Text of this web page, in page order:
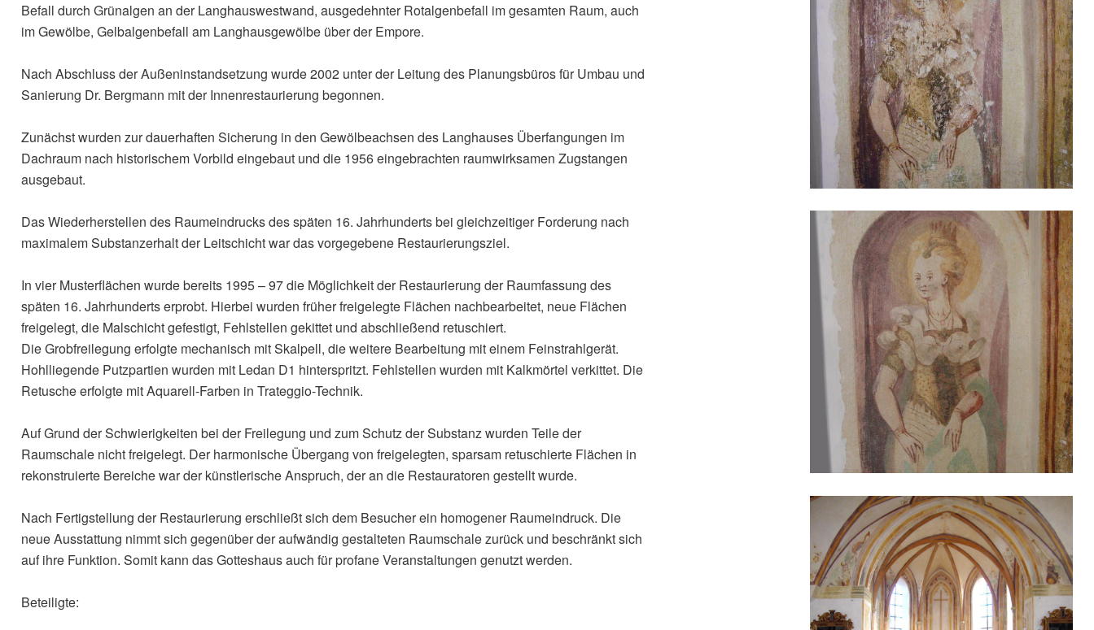
Befall durch Grünalgen an der Langhauswestwand, ausgedehnter Rotalgenbefall im gesamten Raum, auch
im Gewölbe, Gelbalgenbefall am Langhausgewölbe über der Empore.
Nach Abschluss der Außeninstandsetzung wurde 2002 unter der Leitung des Planungsbüros für Umbau und
Sanierung Dr. Bergmann mit der Innenrestaurierung begonnen.
Zunächst wurden zur dauerhaften Sicherung in den Gewölbeachsen des Langhauses Überfangungen im
Dachraum nach historischem Vorbild eingebaut und die 1956 eingebrachten raumwirksamen Zugstangen
ausgebaut.
Das Wiederherstellen des Raumeindrucks des späten 16. Jahrhunderts bei gleichzeitiger Forderung nach
maximalem Substanzerhalt der Leitschicht war das vorgegebene Restaurierungsziel.
In vier Musterflächen wurde bereits 1995 – 97 die Möglichkeit der Restaurierung der Raumfassung des
späten 16. Jahrhunderts erprobt. Hierbei wurden früher freigelegte Flächen nachbearbeitet, neue Flächen
freigelegt, die Malschicht gefestigt, Fehlstellen gekittet und abschließend retuschiert.
Die Grobfreilegung erfolgte mechanisch mit Skalpell, die weitere Bearbeitung mit einem Feinstrahlgerät.
Hohlliegende Putzpartien wurden mit Ledan D1 hinterspritzt. Fehlstellen wurden mit Kalkmörtel verkittet. Die
Retusche erfolgte mit Aquarell-Farben in Trateggio-Technik.
Auf Grund der Schwierigkeiten bei der Freilegung und zum Schutz der Substanz wurden Teile der
Raumschale nicht freigelegt. Der harmonische Übergang von freigelegten, sparsam retuschierte Flächen in
rekonstruierte Bereiche war der künstlerische Anspruch, der an die Restauratoren gestellt wurde.
Nach Fertigstellung der Restaurierung erschließt sich dem Besucher ein homogener Raumeindruck. Die
neue Ausstattung nimmt sich gegenüber der aufwändig gestalteten Raumschale zurück und beschränkt sich
auf ihre Funktion. Somit kann das Gotteshaus auch für profane Veranstaltungen genutzt werden.
Beteiligte: